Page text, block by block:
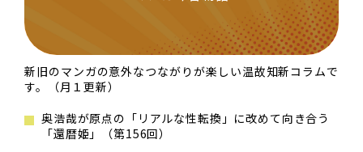
新旧のマンガの意外なつながりが楽しい温故知新コラムで
す。（月１更新）
奥浩哉が原点の「リアルな性転換」に改めて向き合う
「還暦姫」（第156回）